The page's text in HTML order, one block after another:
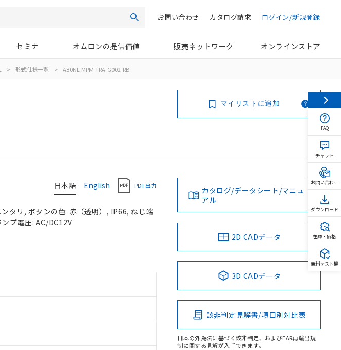
検索 ログイン/新規登録
カタログ請求
お問い合わせ
セミナ オムロンの提供価値 販売ネットワーク オンラインストア
> 形式仕様一覧 > A30NL-MPM-TRA-G002-RB
マイリストに追加
日本語 English PDF出力
タリ, ボタンの色: 赤（透明）, IP66, ねじ端
プ電圧: AC/DC12V
カタログ/データシート/マニュ
アル
2D CADデータ
3D CADデータ
該非判定見解書/項目別対比表
日本の外為法に基づく該非判定、およびEAR再輸出規
制に関する見解が入手できます。
FAQ
チャット
お問い合わせ
ダウンロード
在庫・価格
無料テスト機